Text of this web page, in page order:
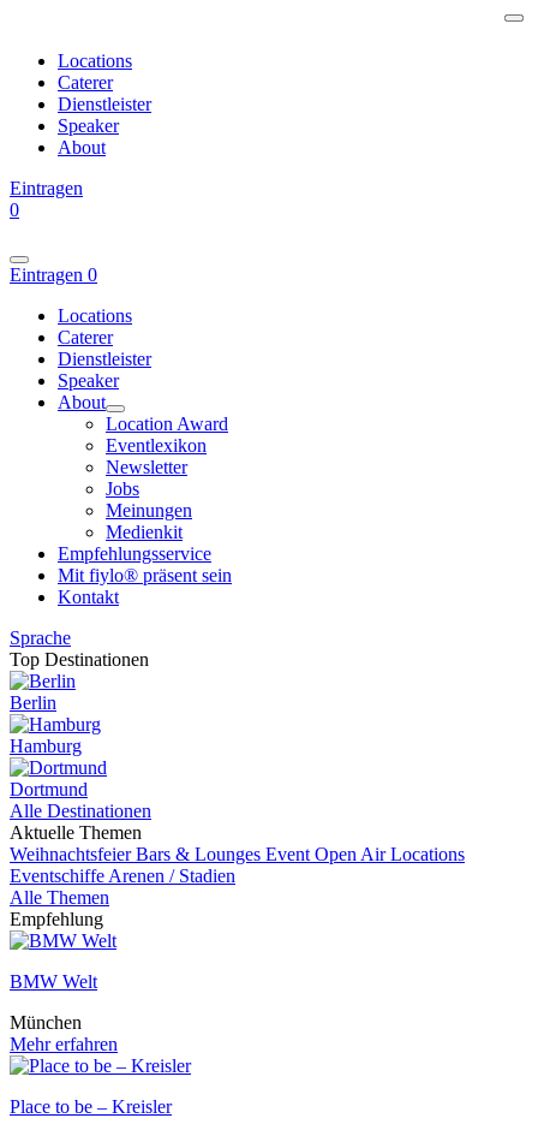
Locations
Caterer
Dienstleister
Speaker
About
Eintragen
0
Eintragen 0
Locations
Caterer
Dienstleister
Speaker
About
Location Award
Eventlexikon
Newsletter
Jobs
Meinungen
Medienkit
Empfehlungsservice
Mit fiylo® präsent sein
Kontakt
Sprache
Top Destinationen
Berlin
Hamburg
Dortmund
Alle Destinationen
Aktuelle Themen
WeihnachtsfeierBars & Lounges Event Open Air Locations
Eventschiffe Arenen / Stadien
Alle Themen
Empfehlung
BMW Welt
München
Mehr erfahren
Place to be – Kreisler